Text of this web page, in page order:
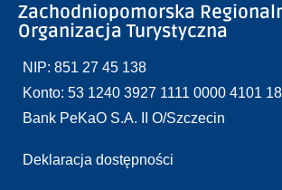
Zachodniopomorska
Organizacja Turystyczna
NIP: 851 27 45 138
Konto: 53 1240 3927 1111 0000 4101
Bank PeKaO S.A. II O/Szczecin
Deklaracja dostępności